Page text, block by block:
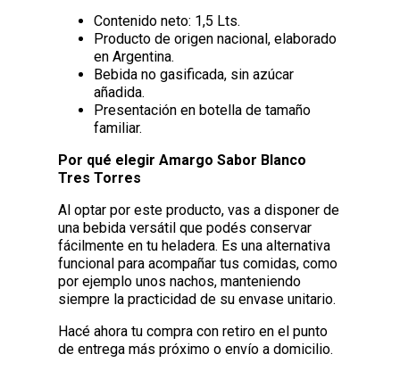
Contenido neto: 1,5 Lts.
Producto de origen nacional, elaborado
en Argentina.
Bebida no gasificada, sin azúcar
añadida.
Presentación en botella de tamaño
familiar.
Por qué elegir Amargo Sabor Blanco
Tres Torres
Al optar por este producto, vas a disponer de
una bebida versátil que podés conservar
fácilmente en tu heladera. Es una alternativa
funcional para acompañar tus comidas, como
por ejemplo unos nachos, manteniendo
siempre la practicidad de su envase unitario.
Hacé ahora tu compra con retiro en el punto
de entrega más próximo o envío a domicilio.